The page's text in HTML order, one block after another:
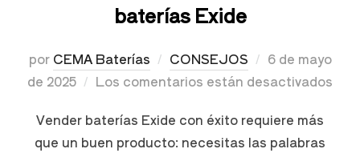
baterías Exide
por CEMA Baterías CONSEJOS
6 de mayo
de 2025
Los comentarios están desactivados
Vender baterías Exide con éxito requiere más
que un buen producto: necesitas las palabras